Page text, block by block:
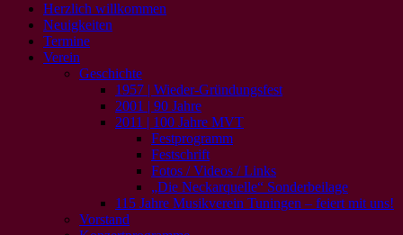
Herzlich willkommen
Neuigkeiten
Termine
Verein
Geschichte
1957 | Wieder-Gründungsfest
2001 | 90 Jahre
2011 | 100 Jahre MVT
Festprogramm
Festschrift
Fotos / Videos / Links
„Die Neckarquelle“ Sonderbeilage
115 Jahre Musikverein Tuningen – feiert mit uns!
Vorstand